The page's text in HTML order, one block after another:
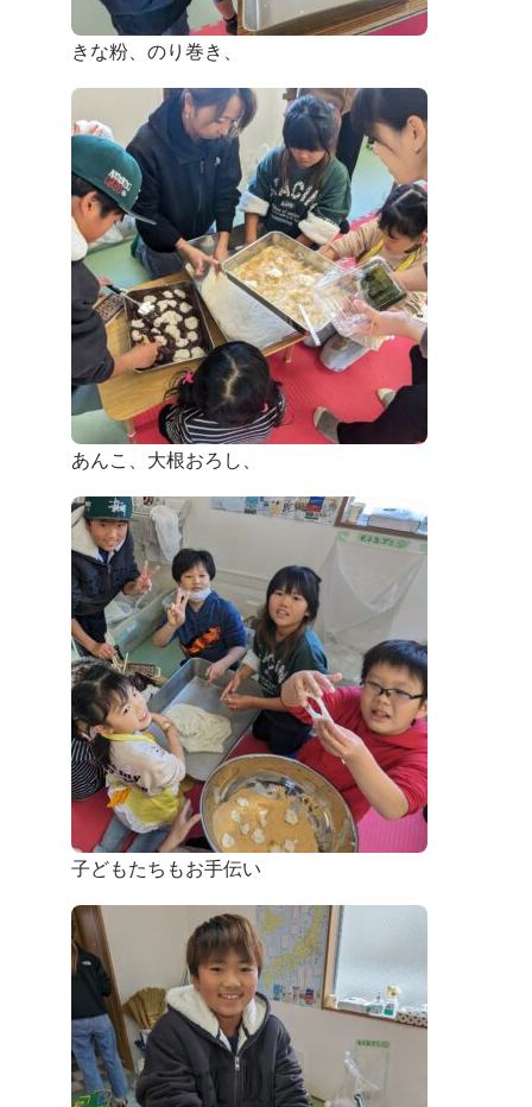
きな粉、のり巻き、
あんこ、大根おろし、
子どもたちもお手伝い